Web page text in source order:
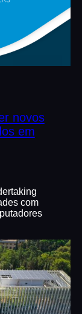
novos
em
com